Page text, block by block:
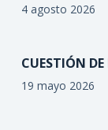
4 agosto 2026
CUESTIÓN
19 mayo 2026